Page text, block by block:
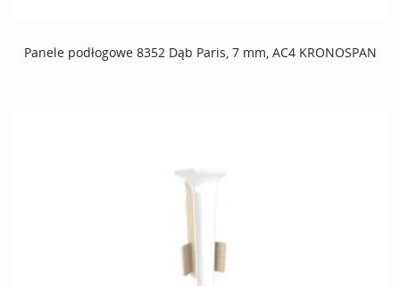
Panele podłogowe 8352 Dąb Paris, 7 mm, AC4 KRONOSPAN